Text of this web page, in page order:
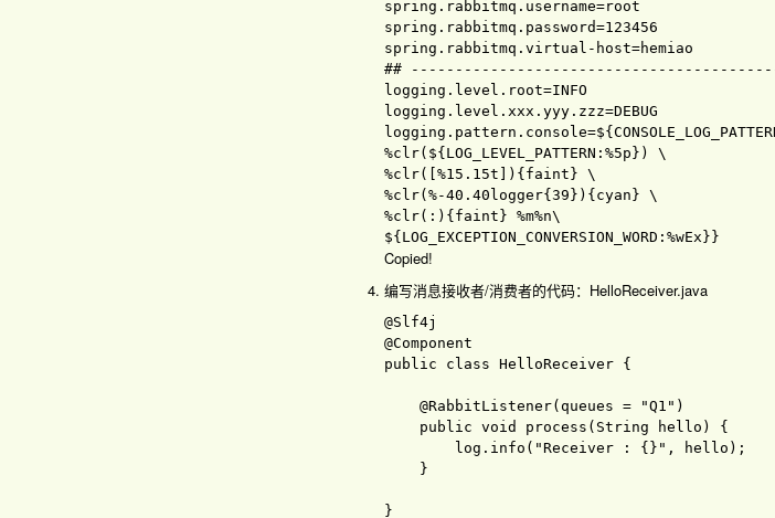
spring.rabbitmq.username=
spring.rabbitmq.password=
spring.rabbitmq.virtual-host=
logging.level.root=
logging.level.xxx.yyy.zzz=
logging.pattern.console=
%clr(${LOG_LEVEL_PATTERN:%5p}) \
%clr([%15.15t]){faint} \
%clr(%-40.40logger{39}){cyan} \
%clr(:){faint} %m%n\
Copied!
编写消息接收者/消费者的代码：HelloReceiver.java
public class HelloReceiver {
@RabbitListener(queues = "Q1" )
public void process ( String hello ) {
        log
. info ( "Receiver : {}" , hello ) ;
}